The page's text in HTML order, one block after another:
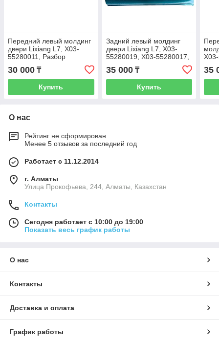
Передний левый молдинг
двери Lixiang L7, X03-
55280011, Разбор
30 000 ₸
Купить
Задний левый молдинг
двери Lixiang L7, X03-
55280019, X03-55280017,
35 000₸
Купить
35
О нас
Рейтинг не сформирован
Менее 5 отзывов за последний год
Работает с 11.12.2014
г. Алматы
​Улица Прокофьева, 244, Алматы, Казахстан
Контакты
Сегодня работает с 10:00 до 19:00
Показать весь график работы
О нас
Контакты
Доставка и оплата
График работы